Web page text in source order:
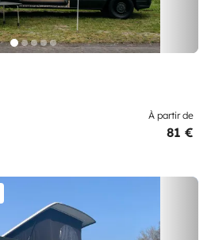
À partir de
81 €